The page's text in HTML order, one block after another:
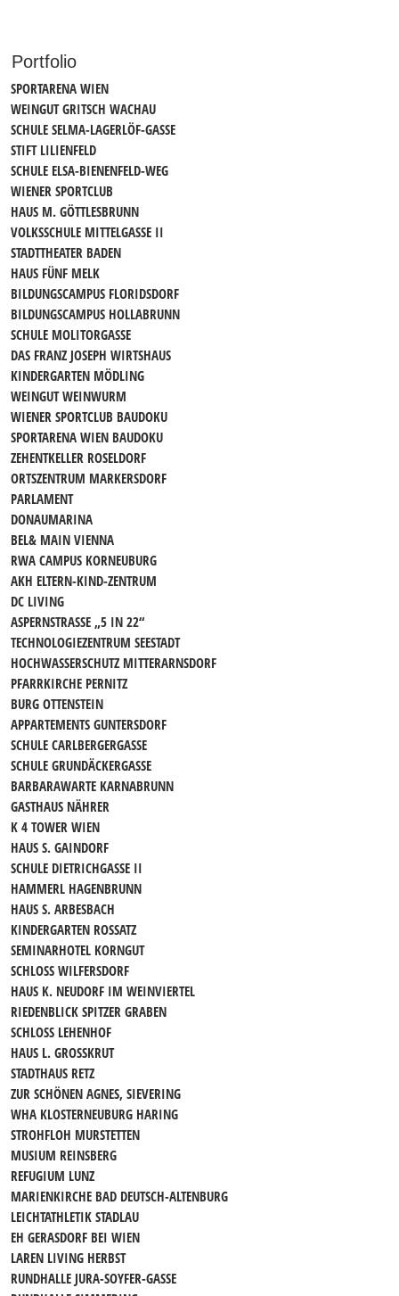
Portfolio
SPORTARENA WIEN
WEINGUT GRITSCH WACHAU
SCHULE SELMA-LAGERLÖF-GASSE
STIFT LILIENFELD
SCHULE ELSA-BIENENFELD-WEG
WIENER SPORTCLUB
HAUS M. GÖTTLESBRUNN
VOLKSSCHULE MITTELGASSE II
STADTTHEATER BADEN
HAUS FÜNF MELK
BILDUNGSCAMPUS FLORIDSDORF
BILDUNGSCAMPUS HOLLABRUNN
SCHULE MOLITORGASSE
DAS FRANZ JOSEPH WIRTSHAUS
KINDERGARTEN MÖDLING
WEINGUT WEINWURM
WIENER SPORTCLUB BAUDOKU
SPORTARENA WIEN BAUDOKU
ZEHENTKELLER ROSELDORF
ORTSZENTRUM MARKERSDORF
PARLAMENT
DONAUMARINA
BEL& MAIN VIENNA
RWA CAMPUS KORNEUBURG
AKH ELTERN-KIND-ZENTRUM
DC LIVING
ASPERNSTRASSE „5 IN 22“
TECHNOLOGIEZENTRUM SEESTADT
HOCHWASSERSCHUTZ MITTERARNSDORF
PFARRKIRCHE PERNITZ
BURG OTTENSTEIN
APPARTEMENTS GUNTERSDORF
SCHULE CARLBERGERGASSE
SCHULE GRUNDÄCKERGASSE
BARBARAWARTE KARNABRUNN
GASTHAUS NÄHRER
K 4 TOWER WIEN
HAUS S. GAINDORF
SCHULE DIETRICHGASSE II
HAMMERL HAGENBRUNN
HAUS S. ARBESBACH
KINDERGARTEN ROSSATZ
SEMINARHOTEL KORNGUT
SCHLOSS WILFERSDORF
HAUS K. NEUDORF IM WEINVIERTEL
RIEDENBLICK SPITZER GRABEN
SCHLOSS LEHENHOF
HAUS L. GROSSKRUT
STADTHAUS RETZ
ZUR SCHÖNEN AGNES, SIEVERING
WHA KLOSTERNEUBURG HARING
STROHFLOH MURSTETTEN
MUSIUM REINSBERG
REFUGIUM LUNZ
MARIENKIRCHE BAD DEUTSCH-ALTENBURG
LEICHTATHLETIK STADLAU
EH GERASDORF BEI WIEN
LAREN LIVING HERBST
RUNDHALLE JURA-SOYFER-GASSE